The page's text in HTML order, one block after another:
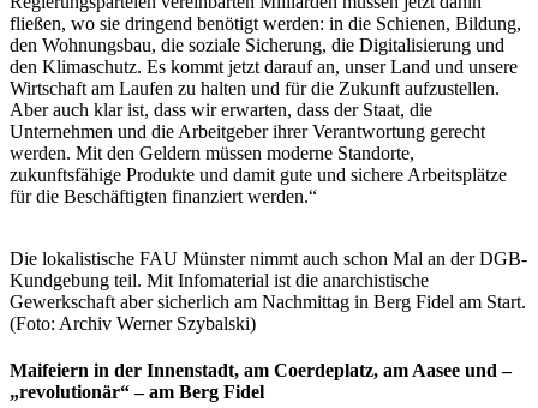
fließen, wo sie dringend benötigt werden: in die Schienen, Bildung,
den Wohnungsbau, die soziale Sicherung, die Digitalisierung und
den Klimaschutz. Es kommt jetzt darauf an, unser Land und unsere
Wirtschaft am Laufen zu halten und für die Zukunft aufzustellen.
Aber auch klar ist, dass wir erwarten, dass der Staat, die
Unternehmen und die Arbeitgeber ihrer Verantwortung gerecht
werden. Mit den Geldern müssen moderne Standorte,
zukunftsfähige Produkte und damit gute und sichere Arbeitsplätze
für die Beschäftigten finanziert werden.“
Die lokalistische FAU Münster nimmt auch schon Mal an der DGB-
Kundgebung teil. Mit Infomaterial ist die anarchistische
Gewerkschaft aber sicherlich am Nachmittag in Berg Fidel am Start.
(Foto: Archiv Werner Szybalski)
Maifeiern in der Innenstadt, am Coerdeplatz, am Aasee und –
„revolutionär“ – am Berg Fidel